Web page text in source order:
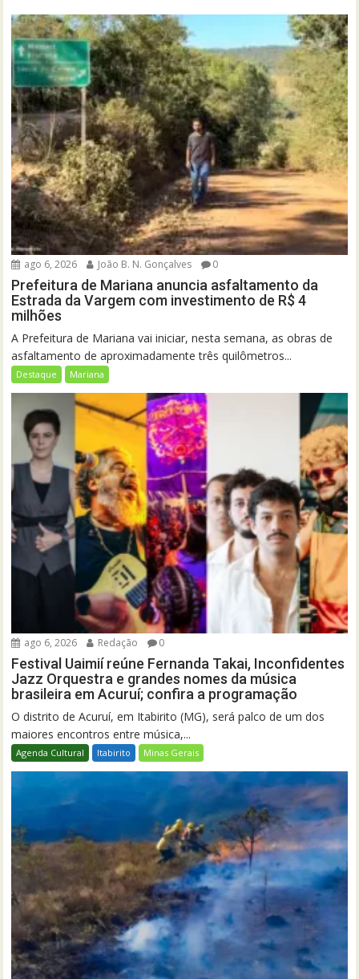
ago 6, 2026 João B. N. Gonçalves 0
Prefeitura de Mariana anuncia asfaltamento da
Estrada da Vargem com investimento de R$ 4
milhões
A Prefeitura de Mariana vai iniciar, nesta semana, as obras de
asfaltamento de aproximadamente três quilômetros...
Destaque Mariana
ago 6, 2026 Redação 0
Festival Uaimií reúne Fernanda Takai, Inconfidentes
Jazz Orquestra e grandes nomes da música
brasileira em Acuruí; confira a programação
O distrito de Acuruí, em Itabirito (MG), será palco de um dos
maiores encontros entre música,...
Agenda Cultural Itabirito Minas Gerais